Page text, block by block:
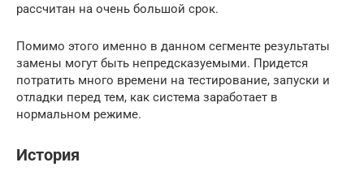
рассчитан на очень большой срок.
Помимо этого именно в данном сегменте результаты
замены могут быть непредсказуемыми. Придется
потратить много времени на тестирование, запуски и
отладки перед тем, как система заработает в
нормальном режиме.
История